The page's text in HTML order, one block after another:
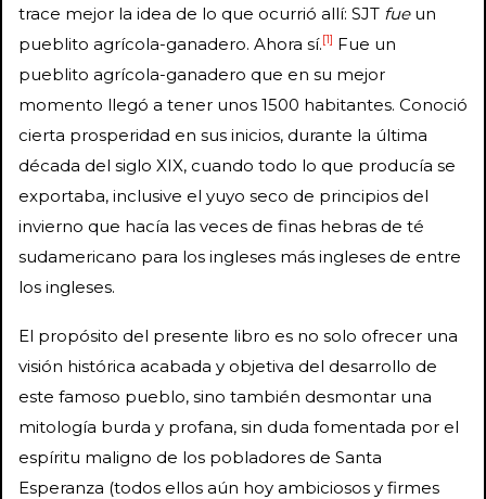
trace mejor la idea de lo que ocurrió allí: SJT fueun
pueblito agrícola-ganadero. Ahora sí.[1] Fue un
pueblito agrícola-ganadero que en su mejor
momento llegó a tener unos 1500 habitantes. Conoció
cierta prosperidad en sus inicios, durante la última
década del siglo XIX, cuando todo lo que producía se
exportaba, inclusive el yuyo seco de principios del
invierno que hacía las veces de finas hebras de té
sudamericano para los ingleses más ingleses de entre
los ingleses.
El propósito del presente libro es no solo ofrecer una
visión histórica acabada y objetiva del desarrollo de
este famoso pueblo, sino también desmontar una
mitología burda y profana, sin duda fomentada por el
espíritu maligno de los pobladores de Santa
Esperanza (todos ellos aún hoy ambiciosos y firmes